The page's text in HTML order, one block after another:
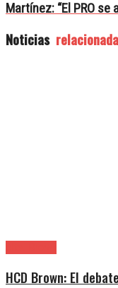
Martínez: “El PRO se
Noticias
HCD Brown: El